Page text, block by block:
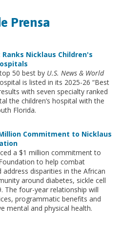
Prensa
Ranks Nicklaus Children's
50 best by U.S. News & World
is listed in its 2025-26 “Best
with seven specialty ranked
the children’s hospital with the
Florida.
Commitment to Nicklaus
a $1 million commitment to
to help combat
disparities in the African
around diabetes, sickle cell
The four-year relationship will
programmatic benefits and
mental and physical health.